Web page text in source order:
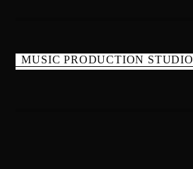
MUSIC PRODUCTION STUDIO